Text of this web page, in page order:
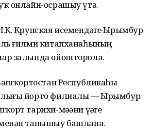
онлайн-осрашыу үтә.
Крупская исемендәге Ырымбур
ғилми китапханаһының
залында ойошторола.
Республикаһы
йорто филиалы — Ырымбур
тарихи-мәҙәни үҙәге
танышыу башлана.